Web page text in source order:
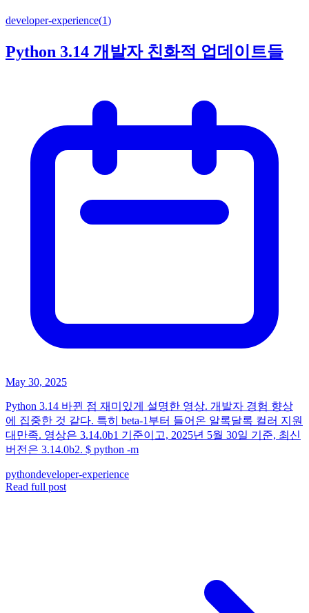
developer-experience(1)
Python 3.14 개발자 친화적 업데이트들
May 30, 2025
Python 3.14 바뀐 점 재미있게 설명한 영상. 개발자 경험 향상
에 집중한 것 같다. 특히 beta-1부터 들어온 알록달록 컬러 지원
대만족. 영상은 3.14.0b1 기준이고, 2025년 5월 30일 기준, 최신
버전은 3.14.0b2. $ python -m
pythondeveloper-experience
Read full post